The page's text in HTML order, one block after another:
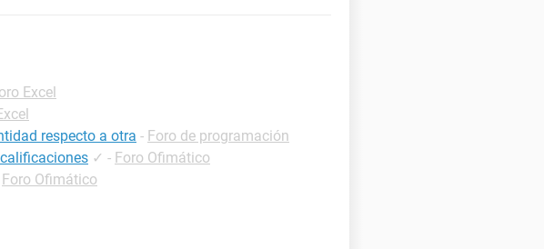
Excel
respecto a otra - Foro de programación
✓ - Foro Ofimático
Foro Ofimático